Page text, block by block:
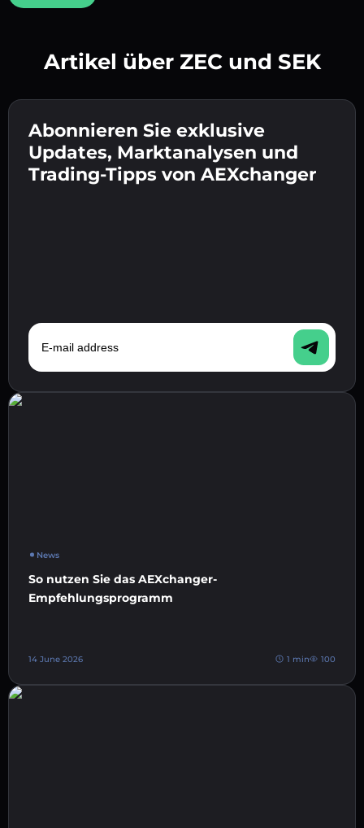
Gib deine Krypto-Wallet-Adresse ein 👉 fahre
mit dem nächsten Schritt fort.
Bestätige deine Identität 👉 fahre mit dem
letzten Schritt fort.
Sende die Einzahlung 👉 erhalte Krypto oder
Fiat in deiner Wallet.
Artikel über ZEC und SEK
Abonnieren Sie exklusive
Updates, Marktanalysen und
Trading-Tipps von AEXchanger
E-mail address
News
So nutzen Sie das AEXchanger-
Empfehlungsprogramm
14 June 2026 1 min 100